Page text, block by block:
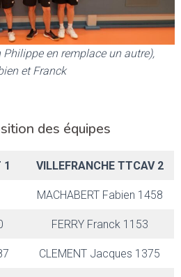
en remplace un autre),
et Franck
des équipes
1 VILLEFRANCHE TTCAV 2
MACHABERT Fabien 1458
FERRY Franck 1153
CLEMENT Jacques 1375